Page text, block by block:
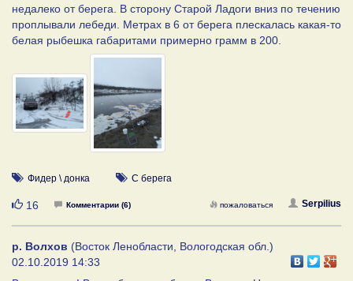
недалеко от берега. В сторону Старой Ладоги вниз по течению
проплывали лебеди. Метрах в 6 от берега плескалась какая-то
белая рыбешка габаритами примерно грамм в 200.
Фидер \ донка С берега
Нравится
16 Комментарии (6) Serpilius
пожаловаться
р. Волхов (Восток Ленобласти, Вологодская обл.)
02.10.2019 14:33